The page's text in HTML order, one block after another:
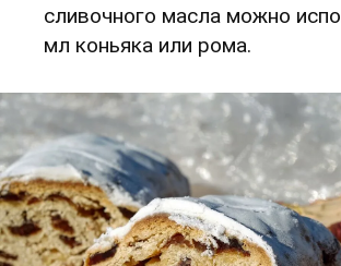
сливочного масла можно
мл коньяка или рома.